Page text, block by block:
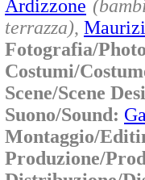
Ardizzone
terrazza),
Fotografia/
Costumi/
Scene/Scene
Suono/Sound:
Montaggio/
Produzione/